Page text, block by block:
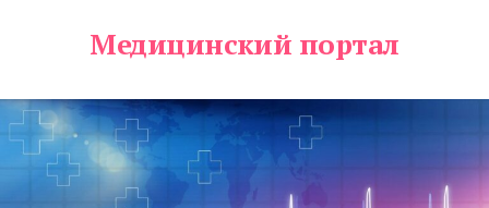
Медицинский портал